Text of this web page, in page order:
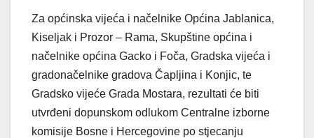
Za općinska vijeća i načelnike Općina Jablanica,
Kiseljak i Prozor – Rama, Skupštine općina i
načelnike općina Gacko i Foča, Gradska vijeća i
gradonačelnike gradova Čapljina i Konjic, te
Gradsko vijeće Grada Mostara, rezultati će biti
utvrđeni dopunskom odlukom Centralne izborne
komisije Bosne i Hercegovine po stjecanju